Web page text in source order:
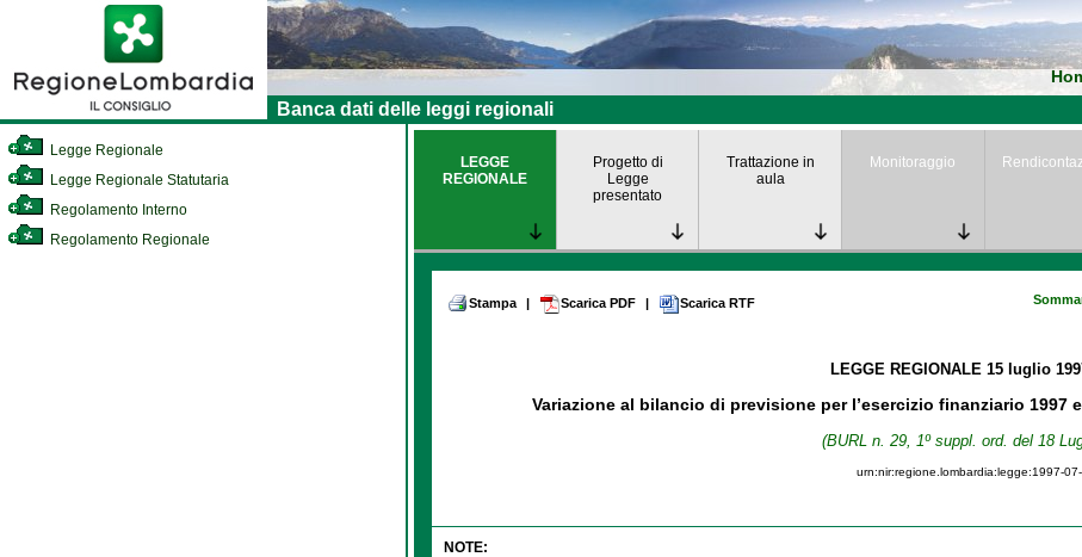
Banca dati delle leggi regionali
Legge Regionale
Legge Regionale Statutaria
Regolamento Interno
Regolamento Regionale
LEGGE
REGIONALE
Progetto di
Legge
presentato
Trattazione in
aula
Monitoraggio
Stampa | Scarica PDF | Scarica RTF
LEGGE REGIONALE 15 luglio
Variazione al bilancio di previsione per l’esercizio finanziario 1997
(BURL n. 29, 1º suppl. ord. del 18
urn:nir:regione.lombardia:legge:1997-
NOTE: